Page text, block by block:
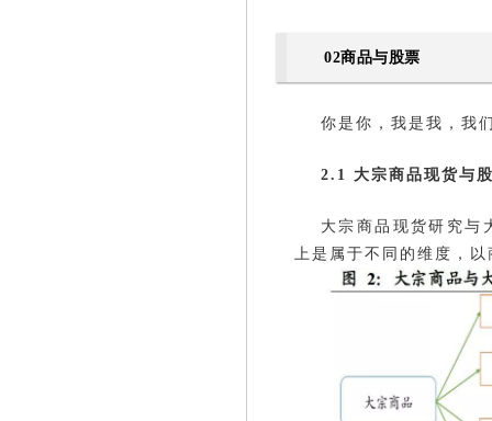
02商品与股票
你是你，我是我，我
2.1 大宗商品现货与
大宗商品现货研究与
上是属于不同的维度，